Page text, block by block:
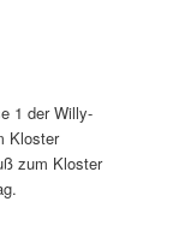
1 der Willy-
Kloster
zum Kloster